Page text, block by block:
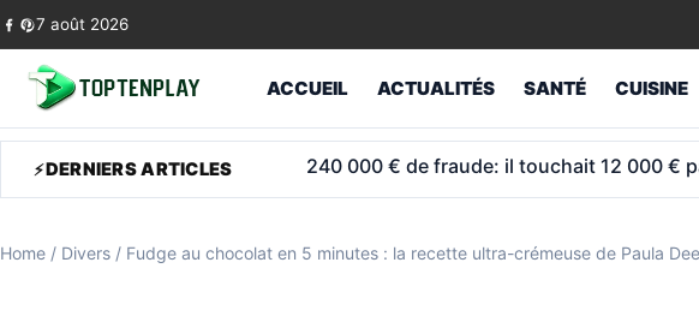
Skip to content
7 août 2026
ACCUEIL ACTUALITÉS SANTÉ CUISINE
DERNIERS ARTICLES Retraite militaire à 48 ans: la pension
Home / Divers / Fudge au chocolat en 5 minutes : la recette ultra-crémeuse de Paula